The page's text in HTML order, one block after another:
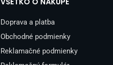
Doprava a platba
Obchodné podmienky
Reklamačné podmienky